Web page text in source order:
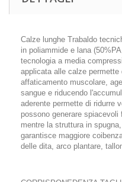
Calze lunghe Trabaldo
in poliammide e lana
tecnologia a media
applicata alle calze permette
affaticamento muscolare,
sangue e riducendo
aderente permette di ridurre
possono generare
mentre la struttura in
garantisce maggiore
delle dita, arco plantare,